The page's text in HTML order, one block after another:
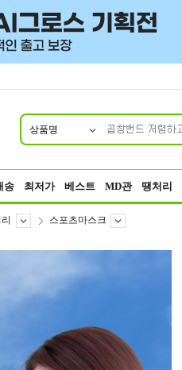
상품명
송 최저가 베스트 MD관 땡처리
스포츠마스크